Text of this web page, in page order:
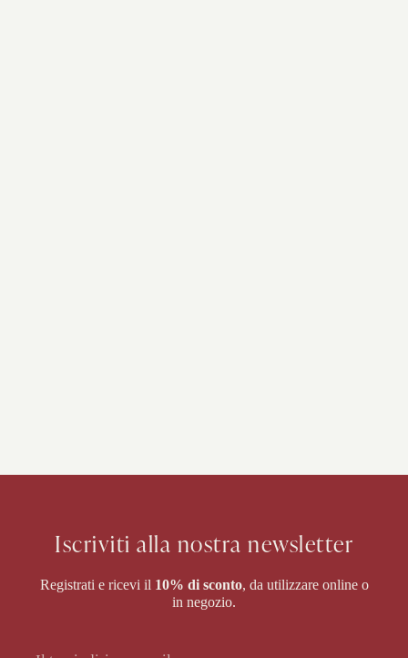
Iscriviti alla nostra newsletter
Registrati e ricevi il 10% di sconto, da utilizzare online o
in negozio.